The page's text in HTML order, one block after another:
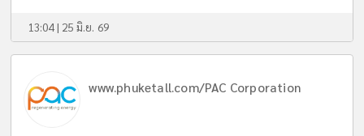
13:04 | 25 มิ.ย. 69
www.phuketall.com/PAC Corporation